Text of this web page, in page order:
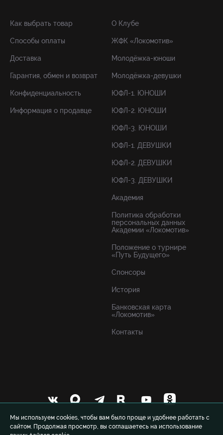
Мы используем cookies, чтобы вам было проще и удобнее работать с
сайтом. Продолжая просмотр, вы соглашаетесь на использование
Как выбрать товар
Способы оплаты
Доставка
Гарантия, обмен и возврат
Конфиденциальность
Информация о продавце
О Клубе
ЖФК «Локомотив»
Молодёжка-юноши
Молодёжка-девушки
ЮФЛ-1. ЮНОШИ
ЮФЛ-2. ЮНОШИ
ЮФЛ-3. ЮНОШИ
ЮФЛ-1. ДЕВУШКИ
ЮФЛ-2. ДЕВУШКИ
ЮФЛ-3. ДЕВУШКИ
Академия
Политика обработки
персональных данных
Академии «Локомотив»
Положение о турнире
«Путь Будущего»
Спонсоры
История
Банковская карта
«Локомотив»
Контакты